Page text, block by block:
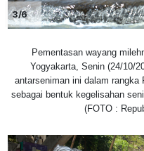
3/6
Pementasan wayang
Yogyakarta, Senin (24/10/
antarseniman ini dalam
sebagai bentuk kegelisahan
(FOTO :